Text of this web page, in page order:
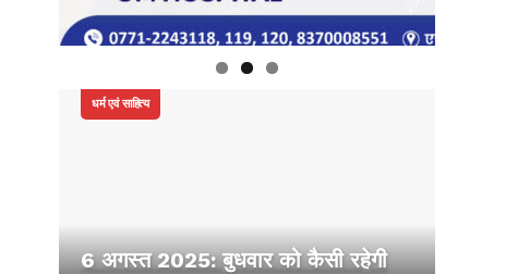
धर्म एवं साहित्य
6 अगस्त 2025: बुधवार को कैसी रहेगी